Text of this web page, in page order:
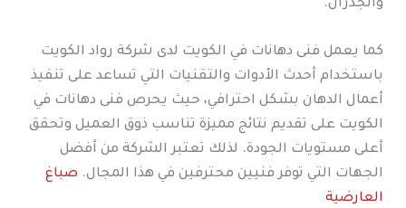
والجدران.
كما يعمل فنى دهانات في الكويت لدى شركة رواد الكويت
باستخدام أحدث الأدوات والتقنيات التي تساعد على تنفيذ
أعمال الدهان بشكل احترافي، حيث يحرص فنى دهانات في
الكويت على تقديم نتائج مميزة تناسب ذوق العميل وتحقق
أعلى مستويات الجودة. لذلك تعتبر الشركة من أفضل
الجهات التي توفر فنيين محترفين في هذا المجال. صباغ
العارضية